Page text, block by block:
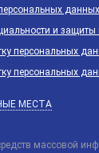
данных
и
персональных
персональных
МЕСТА
массовой